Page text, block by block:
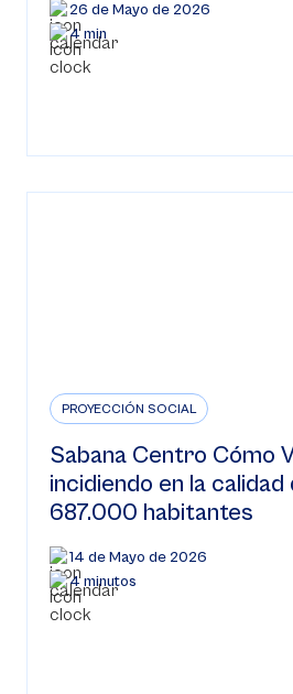
26 de Mayo de 2026
4 min
PROYECCIÓN SOCIAL
Sabana Centro Cómo
incidiendo en la calidad
687.000 habitantes
14 de Mayo de 2026
4 minutos